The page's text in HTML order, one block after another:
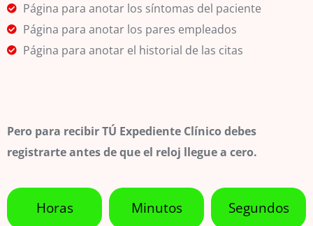
Página para anotar los síntomas del paciente
Página para anotar los pares empleados
Página para anotar el historial de las citas
Pero para recibir TÚ Expediente Clínico debes
registrarte antes de que el reloj llegue a cero.
Horas Minutos Segundos